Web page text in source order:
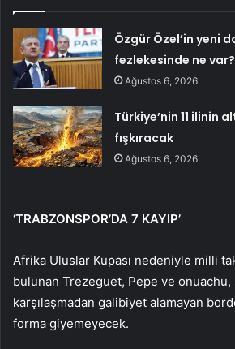
Özgür Özel’in yeni
fezlekesinde ne var?
Ağustos 6, 2026
Türkiye’nin 11 ilinin
fışkıracak
Ağustos 6, 2026
‘TRABZONSPOR’DA 7 KAYIP’
Afrika Uluslar Kupası nedeniyle milli
bulunan Trezeguet, Pepe ve onuachu,
karşılaşmadan galibiyet alamayan
forma giyemeyecek.